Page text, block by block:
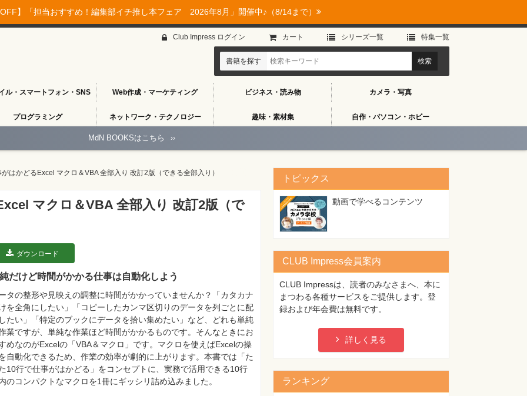
】「担当おすすめ！編集部イチ推し本フェア 2026年8月」開催中♪（8/14まで）
ル・スマートフォン・SNS Web作成・マーケティング ビジネス・読み物 カメラ・写真
プログラミング ネットワーク・テクノロジー 趣味・素材集 自作・パソコン・ホビー
Club Impress ログイン カート シリーズ⼀覧 特集⼀覧
書籍を探す
MdN BOOKSはこちら ››
はかどるExcel マクロ＆VBA 全部入り 改訂2版（できる全部入り）
マクロ＆VBA 全部入り 改訂2版（で
ダウンロード
だけど時間がかかる仕事は自動化しよう
タの整形や見映えの調整に時間がかかっていませんか？「カタカナ
を全角にしたい」「コピーしたカンマ区切りのデータを列ごとに配
たい」「特定のブックにデータを拾い集めたい」など、どれも単純
業ですが、単純な作業ほど時間がかかるものです。そんなときにお
めなのがExcelの「VBA＆マクロ」です。マクロを使えばExcelの操
自動化できるため、作業の効率が劇的に上がります。本書では「た
10行で仕事がはかどる」をコンセプトに、実務で活用できる10行
のコンパクトなマクロを1冊にギッシリ詰め込みました。
トピックス
動画で学べるコンテンツ
CLUB Impress会員案内
CLUB Impressは、読者のみなさまへ、本に
まつわる各種サービスをご提供します。登
録および年会費は無料です。
詳しく見る
ランキング